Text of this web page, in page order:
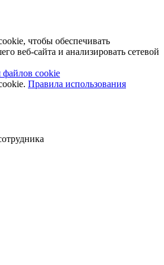
чтобы обеспечивать
веб-сайта и анализировать сетевой
файлов cookie
Правила использования